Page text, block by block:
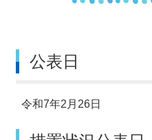
公表日
令和7年2月26日